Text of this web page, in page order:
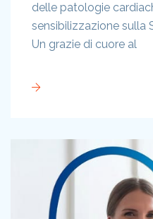
delle patologie
sensibilizzazione sulla
Un grazie di cuore al